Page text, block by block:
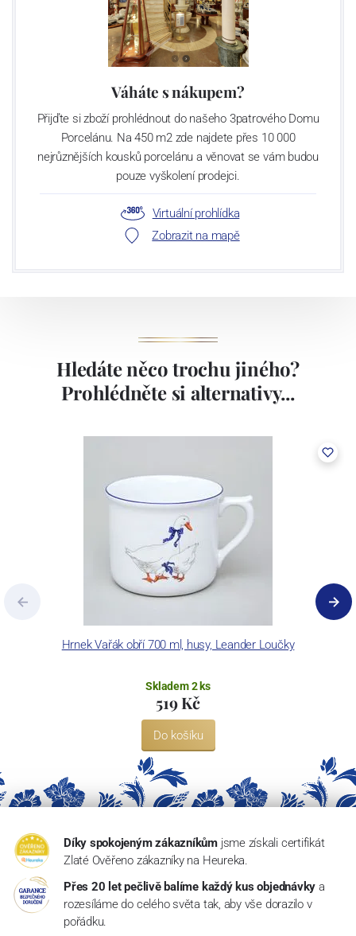
Váháte s nákupem?
Přijďte si zboží prohlédnout do našeho 3patrového Domu
Porcelánu. Na 450 m2 zde najdete přes 10 000
nejrůznějších kousků porcelánu a věnovat se vám budou
pouze vyškolení prodejci.
Virtuální prohlídka
Zobrazit na mapě
Hledáte něco trochu jiného?
Prohlédněte si alternativy...
Hrnek Vařák obří 700 ml, husy, Leander Loučky
Skladem 2 ks
519 Kč
Do košíku
Díky spokojeným zákazníkům jsme získali certifikát
Zlaté Ověřeno zákazníky na Heureka.
Přes 20 let pečlivě balíme každý kus objednávky a
rozesíláme do celého světa tak, aby vše dorazilo v
pořádku.